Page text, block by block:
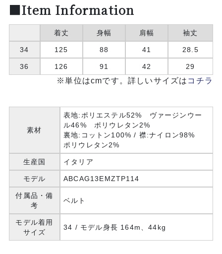
■Item Information
着丈 身幅 肩幅 袖丈
34 125 88 41 28.5
36 126 91 42 29
※単位はcmです。詳しいサイズは コチラ
素材
表地:ポリエステル52% ヴァージンウー
ル46% ポリウレタン2%
裏地:コットン100% / 襟:ナイロン98%
ポリウレタン2%
生産国 イタリア
モデル ABCAG13EMZTP114
付属品・備
考
ベルト
モデル着用
サイズ
34 / モデル身長 164m、44kg